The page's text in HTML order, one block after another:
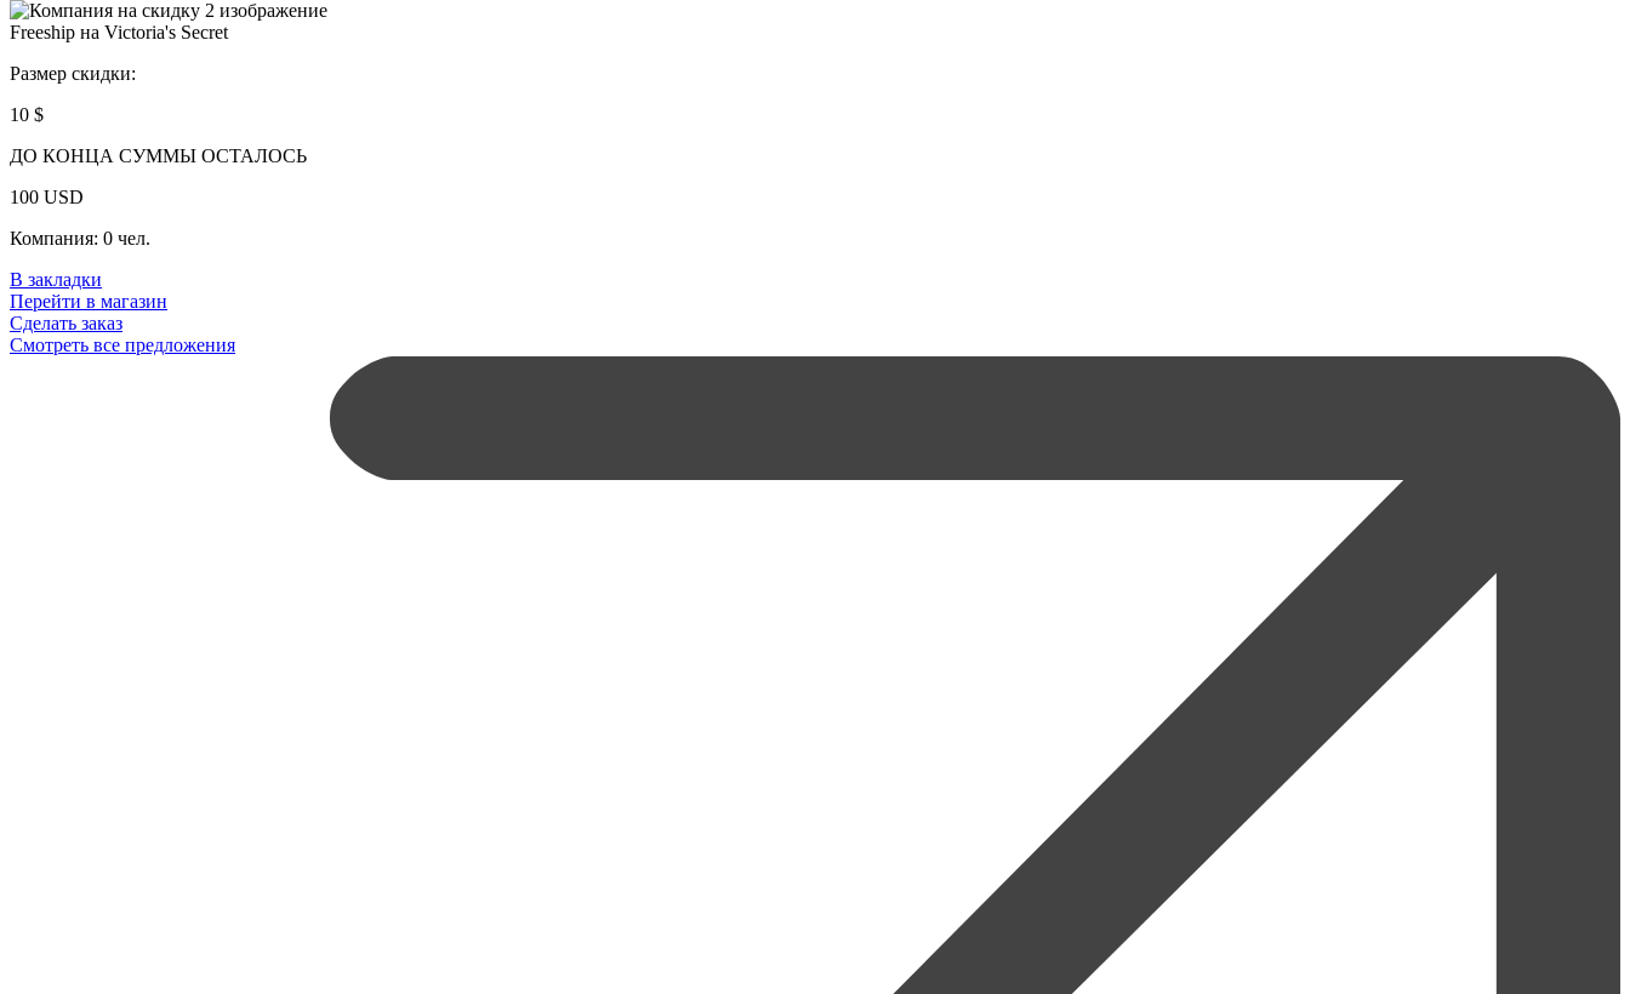
Freeship на Victoria's Secret
Размер скидки:
10 $
ДО КОНЦА СУММЫ ОСТАЛОСЬ
100 USD
Компания: 0 чел.
В закладки
Перейти в магазин
Сделать заказ
Смотреть все предложения